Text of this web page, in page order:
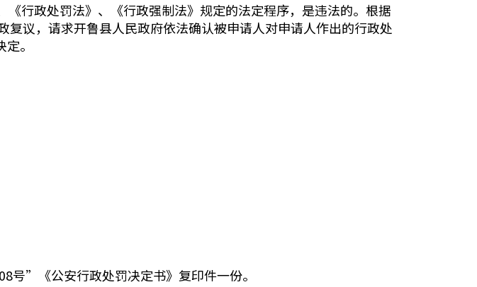
行政处罚法》、《行政强制法》规定的法定程序，是违法的。根据
复议，请求开鲁县人民政府依法确认被申请人对申请人作出的行政处
。
号”《公安行政处罚决定书》复印件一份。